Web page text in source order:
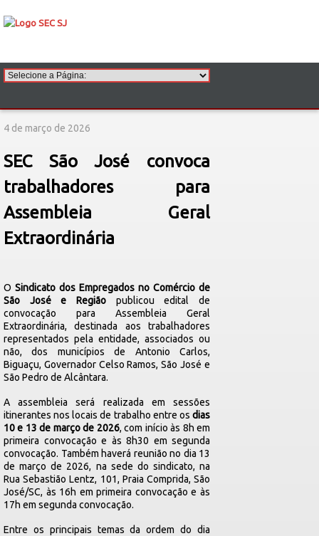
4 de março de 2026
SEC São José convoca
trabalhadores para
Assembleia Geral
Extraordinária
O Sindicato dos Empregados no Comércio de
São José e Região publicou edital de
convocação para Assembleia Geral
Extraordinária, destinada aos trabalhadores
representados pela entidade, associados ou
não, dos municípios de Antonio Carlos,
Biguaçu, Governador Celso Ramos, São José e
São Pedro de Alcântara.
A assembleia será realizada em sessões
itinerantes nos locais de trabalho entre os dias
10 e 13 de março de 2026, com início às 8h em
primeira convocação e às 8h30 em segunda
convocação. Também haverá reunião no dia 13
de março de 2026, na sede do sindicato, na
Rua Sebastião Lentz, 101, Praia Comprida, São
José/SC, às 16h em primeira convocação e às
17h em segunda convocação.
Entre os principais temas da ordem do dia